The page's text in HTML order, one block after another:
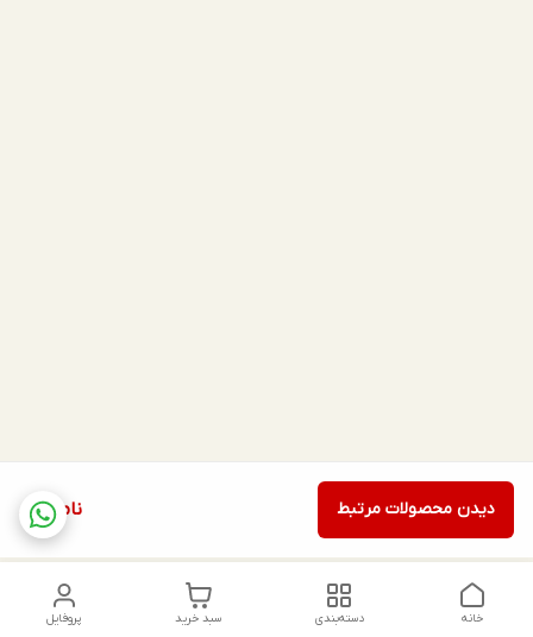
ناموجود دیدن محصولات مرتبط
پروفایل سبد خرید دسته‌بندی خانه